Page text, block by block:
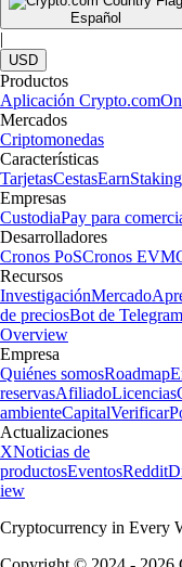
Español
|
USD
Productos
Aplicación Crypto.com
Mercados
Criptomonedas
Características
TarjetasCestasEarnStaking
Empresas
CustodiaPay para
Desarrolladores
Cronos PoSCronos EVM
Recursos
InvestigaciónMercado
de preciosBot de Telegram
Overview
Empresa
Quiénes somosRoadmap
reservasAfiliadoLicencias
ambienteCapitalVerificar
Actualizaciones
XNoticias de
productosEventosReddit
iew
Cryptocurrency in Every